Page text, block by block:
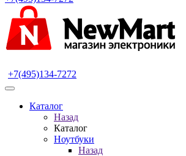
+7(495)134-7272
Каталог
Назад
Каталог
Ноутбуки
Назад